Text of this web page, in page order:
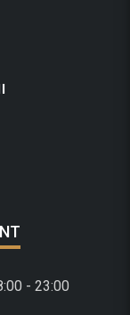
- 23:00